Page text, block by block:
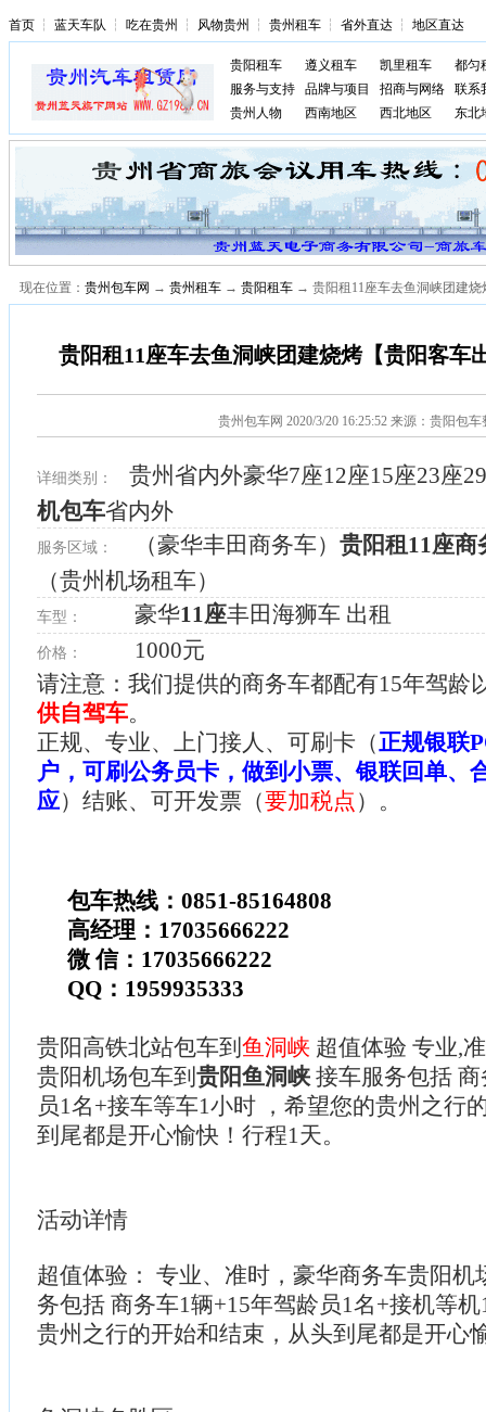
首页 ┆ 蓝天车队 ┆ 吃在贵州 ┆ 风物贵州 ┆ 贵州租车 ┆ 省外直达 ┆ 地区直达
贵阳租车 遵义租车 凯里租车
都匀
服务与支持
品牌与项目 招商与网络
联系
贵州人物
西南地区 西北地区 东北
现在位置： 贵州包车网 → 贵州租车 → 贵阳租车 → 贵阳租11座车去鱼洞峡团建
贵阳租11座车去鱼洞峡团建烧烤【贵阳客车
贵州包车网 2020/3/20 16:25:52 来源：贵阳包车
详细类别：
贵州省内外豪华7座12座15座23座
机包车省内外
服务区域： （豪华丰田商务车） 贵阳租11座商
（贵州机场租车）
车型： 豪华11座丰田海狮车 出租
价格：
1000元
请注意：我们提供的商务车都配有15年驾龄
供自驾车。
正规、专业、上门接人、可刷卡（正规银联
户，可刷公务员卡，做到小票、银联回单、
应）结账、可开发票（要加税点 ）。
包车热线：0851-85164808
高经理：17035666222
微 信：17035666222
QQ：1959935333
贵阳高铁北站包车到 鱼洞峡 超值体验 专业,
贵阳机场包车到 贵阳鱼洞峡 接车服务包括
员1名+接车等车1小时 ，希望您的贵州之行
到尾都是开心愉快！行程1天。
活动详情
超值体验： 专业、准时，豪华商务车贵阳机
务包括 商务车1辆+15年驾龄员1名+接机等
贵州之行的开始和结束，从头到尾都是开心